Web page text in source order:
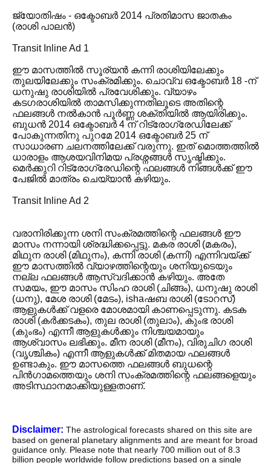
ജ്യോതിഷം - ഒക്ടോബർ 2014 പ്രതിമാസ ജാതകം
(രാശി പാലൻ)
Transit Inline Ad 1
ഈ മാസത്തിൽ സൂര്യൻ കന്നി രാശിയിലേക്കും
തുലയിലേക്കും സംക്രമിക്കും. ചൊവ്വ ഒക്ടോബർ 18 -ന്
ധനുഷു രാശിയിൽ പ്രവേശിക്കും. വ്യാഴം
കടഗരാശിയിൽ താമസിക്കുന്നതിലൂടെ അതിന്റെ
ഫലങ്ങൾ നൽകാൻ പൂർണ്ണ ശക്തിയിൽ ആയിരിക്കും.
ബുധൻ 2014 ഒക്ടോബർ 4 ന് റിട്രോഗ്രേഡിലേക്ക്
പോകുന്നതിനു പുറമേ 2014 ഒക്ടോബർ 25 ന്
സാധാരണ ചലനത്തിലേക്ക് വരുന്നു. ഇത് മൊത്തത്തിൽ
ധാരാളം ആശയവിനിമയ പ്രശ്നങ്ങൾ സൃഷ്ടിക്കും.
മെർക്കുറി റിട്രോഗ്രേഡിന്റെ ഫലങ്ങൾ നിങ്ങൾക്ക് ഈ
പേജിൽ മാത്രം ചെയ്യാൻ കഴിയും.
Transit Inline Ad 2
വരാനിരിക്കുന്ന ശനി സംക്രമത്തിന്റെ ഫലങ്ങൾ ഈ
മാസം നന്നായി ശ്രദ്ധിക്കപ്പെട്ടു. മകര രാശി (മകരം),
മിഥുന രാശി (മിഥുനം), കന്നി രാശി (കന്നി) എന്നിവയ്ക്ക്
ഈ മാസത്തിൽ വ്യാഴത്തിന്റെയും ശനിയുടെയും
നല്ല ഫലങ്ങൾ ആസ്വദിക്കാൻ കഴിയും. അതേ
സമയം, ഈ മാസം സിംഹ രാശി (ചിങ്ങം), ധനുഷു രാശി
(ധനു), മേശ രാശി (മേടം), ishaഷബ രാശി (ടോറസ്)
ആളുകൾക്ക് വളരെ മോശമായി കാണപ്പെടുന്നു. കടക
രാശി (കർക്കടകം), തുല രാശി (തുലാം), കുംഭ രാശി
(കുംഭം) എന്നീ ആളുകൾക്കും നിശ്ചയമായും
ആശ്വാസം ലഭിക്കും. മീന രാശി (മീനം), വിരുചിഗ രാശി
(വൃശ്ചികം) എന്നീ ആളുകൾക്ക് മിതമായ ഫലങ്ങൾ
ഉണ്ടാകും. ഈ മാസത്തെ ഫലങ്ങൾ ബുധന്റെ
പിൻഗാമത്തെയും ശനി സംക്രമത്തിന്റെ ഫലങ്ങളെയും
അടിസ്ഥാനമാക്കിയുള്ളതാണ്.
Disclaimer: The astrological forecasts shared on this site are
based on general planetary alignments and are meant for broad
guidance only. Please note that nearly 700 million out of 8.3
billion people worldwide follow predictions based on a single